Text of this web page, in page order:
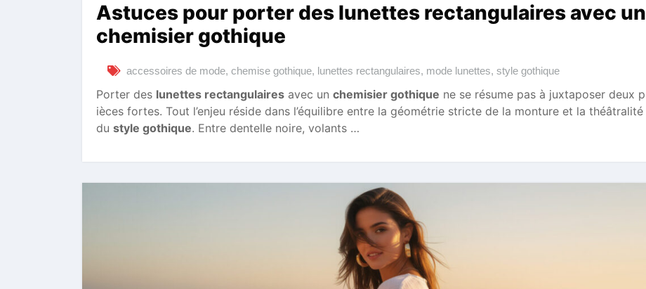
Astuces pour porter des lunettes rectangulaires avec un
chemisier gothique
accessoires de mode, chemise gothique, lunettes rectangulaires, mode lunettes, style gothique
Porter des lunettes rectangulaires avec un chemisier gothique ne se résume pas à juxtaposer deux p
ièces fortes. Tout l’enjeu réside dans l’équilibre entre la géométrie stricte de la monture et la théâtralité
du style gothique. Entre dentelle noire, volants …